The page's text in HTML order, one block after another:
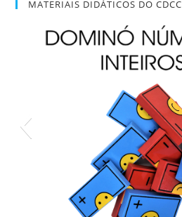
MATERIAIS DIDÁTICOS DO CDCC